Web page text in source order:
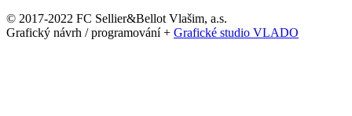
© 2017-2022 FC Sellier&Bellot Vlašim, a.s.
Grafický návrh / programování + Grafické studio VLADO